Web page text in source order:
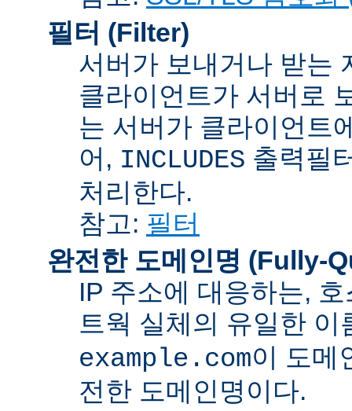
필터 (Filter)
서버가 보내거나 받는
클라이언트가 서버로
는 서버가 클라이언트
어, INCLUDES 출력필
처리한다.
참고: 필터
완전한 도메인명 (Fully-
IP 주소에 대응하는,
트웍 실체의 유일한
example.com이 도메
전한 도메인명이다.